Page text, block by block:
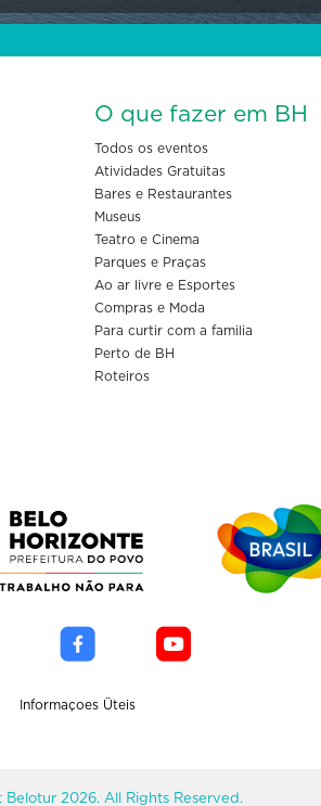
O que fazer em BH
Todos os eventos
Atividades Gratuitas
Bares e Restaurantes
Museus
Teatro e Cinema
Parques e Praças
Ao ar livre e Esportes
Compras e Moda
Para curtir com a familia
Perto de BH
Roteiros
Informaçoes Üteis
Belotur 2026. All Rights Reserved.